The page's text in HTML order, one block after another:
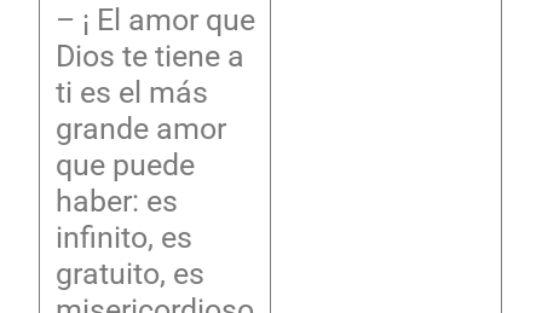
– ¡ El amor que
Dios te tiene a
ti es el más
grande amor
que puede
haber: es
infinito, es
gratuito, es